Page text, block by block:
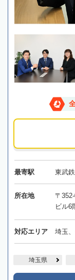
最寄駅 東武
所在地
〒
ビル6
対応エリア 埼玉
埼玉県